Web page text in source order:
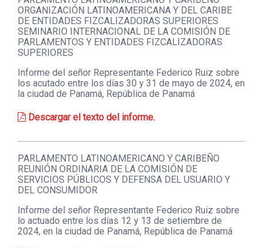
ORGANIZACIÓN LATINOAMERICANA Y DEL CARIBE
DE ENTIDADES FIZCALIZADORAS SUPERIORES
SEMINARIO INTERNACIONAL DE LA COMISIÓN DE
PARLAMENTOS Y ENTIDADES FIZCALIZADORAS
SUPERIORES
Informe del señor Representante Federico Ruiz sobre
los acutado entre los días 30 y 31 de mayo de 2024, en
la ciudad de Panamá, República de Panamá
Descargar el texto del informe.
PARLAMENTO LATINOAMERICANO Y CARIBEÑO
REUNIÓN ORDINARIA DE LA COMISIÓN DE
SERVICIOS PÚBLICOS Y DEFENSA DEL USUARIO Y
DEL CONSUMIDOR
Informe del señor Representante Federico Ruiz sobre
lo actuado entre los días 12 y 13 de setiembre de
2024, en la ciudad de Panamá, República de Panamá